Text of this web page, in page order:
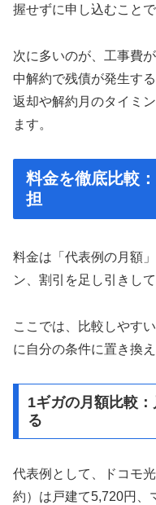
握せずに申し込むことで
次に多いのが、工事費
中解約で残債が発生す
返却や解約月のタイミ
ます。
料金を徹底比較
担
料金は「代表例の月額
ン、割引を足し引きし
ここでは、比較しやす
に自分の条件に置き換
1ギガの月額比較
る
代表例として、ドコモ
約）は戸建て5,720円、